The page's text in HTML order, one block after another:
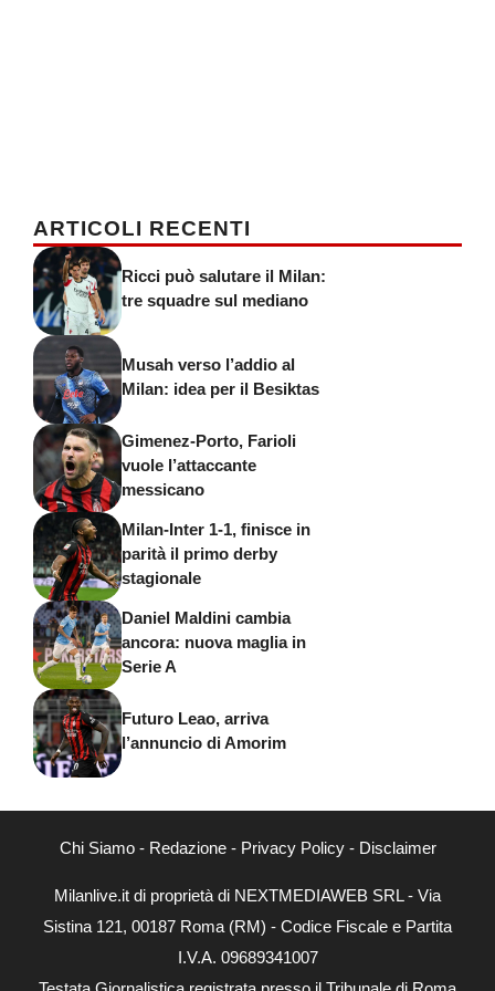
ARTICOLI RECENTI
Ricci può salutare il Milan:
tre squadre sul mediano
Musah verso l’addio al
Milan: idea per il Besiktas
Gimenez-Porto, Farioli
vuole l’attaccante
messicano
Milan-Inter 1-1, finisce in
parità il primo derby
stagionale
Daniel Maldini cambia
ancora: nuova maglia in
Serie A
Futuro Leao, arriva
l’annuncio di Amorim
Chi Siamo- Redazione- Privacy Policy- Disclaimer
Milanlive.it di proprietà di NEXTMEDIAWEB SRL - Via
Sistina 121, 00187 Roma (RM) - Codice Fiscale e Partita
I.V.A. 09689341007